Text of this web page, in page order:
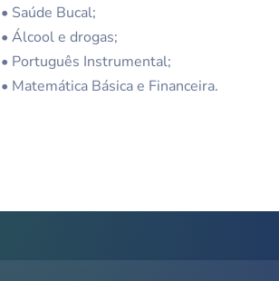
• Saúde Bucal;
• Álcool e drogas;
• Português Instrumental;
• Matemática Básica e Financeira.